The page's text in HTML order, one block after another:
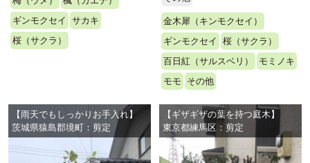
ギンモクセイ
サカキ
桜（サクラ）
金木犀（キンモクセイ）
ギンモクセイ
桜（サクラ）
百日紅（サルスベリ）
モミノキ
モモ
その他
【雨天でもしっかりお手入れ】
茨城県猿島郡境町：剪定
【ギザギザの葉を持つ庭木】
東京都練馬区：剪定